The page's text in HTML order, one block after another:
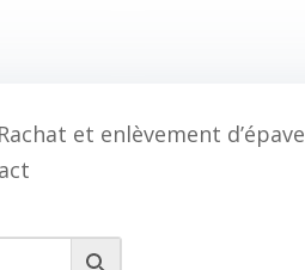
Rachat et enlèvement d’épave